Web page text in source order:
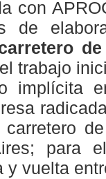
con
de
trabajo
implícita
para
y vuelta